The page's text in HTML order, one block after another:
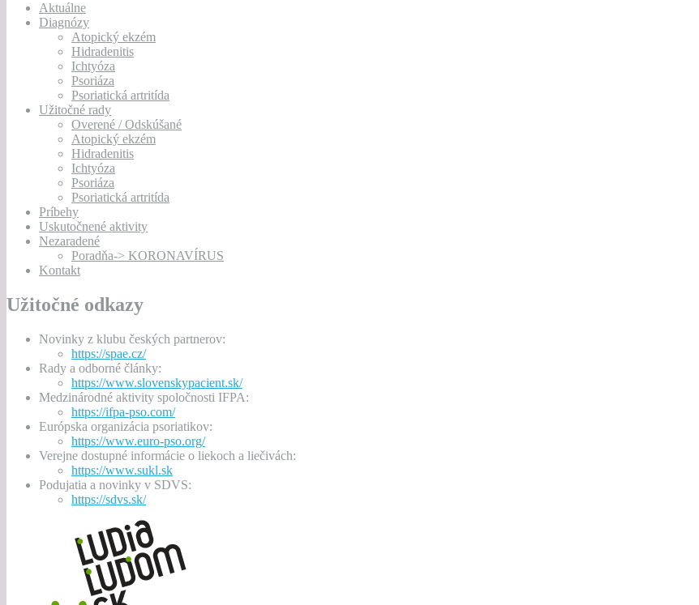
Aktuálne
Diagnózy
Atopický ekzém
Hidradenitis
Ichtyóza
Psoriáza
Psoriatická artritída
Užitočné rady
Overené / Odskúšané
Atopický ekzém
Hidradenitis
Ichtyóza
Psoriáza
Psoriatická artritída
Príbehy
Uskutočnené aktivity
Nezaradené
Poradňa-> KORONAVÍRUS
Kontakt
Užitočné odkazy
Novinky z klubu českých partnerov:
https://spae.cz/
Rady a odborné články:
https://www.slovenskypacient.sk/
Medzinárodné aktivity spoločnosti IFPA:
https://ifpa-pso.com/
Európska organizácia psoriatikov:
https://www.euro-pso.org/
Verejne dostupné informácie o liekoch a liečivách:
https://www.sukl.sk
Podujatia a novinky v SDVS:
https://sdvs.sk/